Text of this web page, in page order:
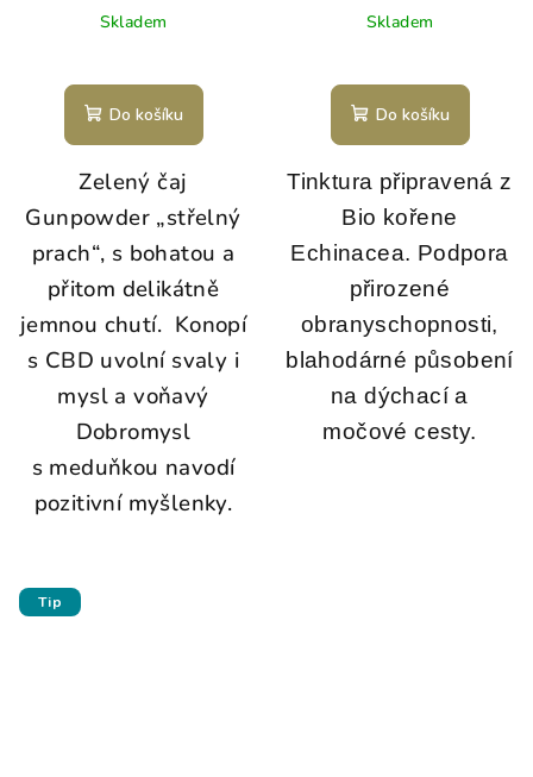
Skladem
Do košíku
Zelený čaj
Gunpowder „střelný
prach“, s bohatou a
přitom delikátně
jemnou chutí. Konopí
s CBD uvolní svaly i
mysl a voňavý
Dobromysl
s meduňkou navodí
pozitivní myšlenky.
Skladem
Do košíku
Tinktura připravená z
Bio kořene
Echinacea. Podpora
přirozené
obranyschopnosti,
blahodárné působení
na dýchací a
močové cesty.
Tip